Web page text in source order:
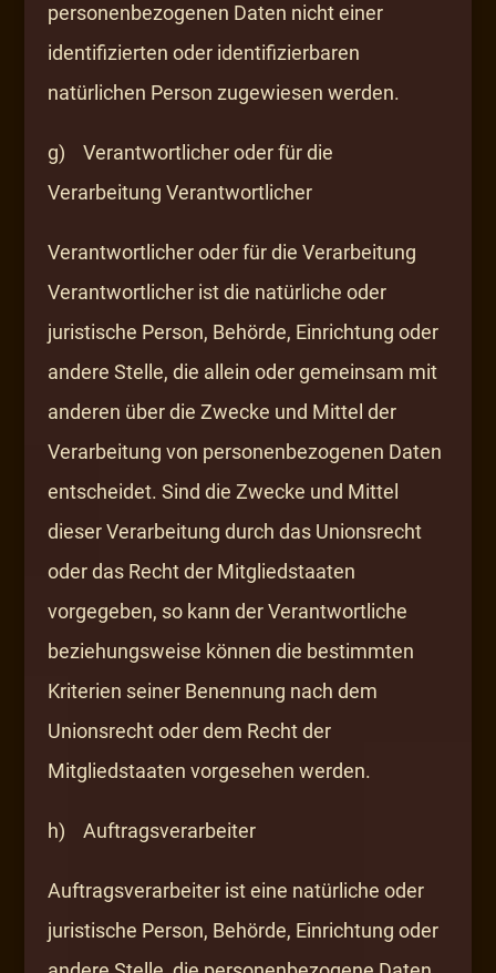
personenbezogenen Daten nicht einer
identifizierten oder identifizierbaren
natürlichen Person zugewiesen werden.
g) Verantwortlicher oder für die
Verarbeitung Verantwortlicher
Verantwortlicher oder für die Verarbeitung
Verantwortlicher ist die natürliche oder
juristische Person, Behörde, Einrichtung oder
andere Stelle, die allein oder gemeinsam mit
anderen über die Zwecke und Mittel der
Verarbeitung von personenbezogenen Daten
entscheidet. Sind die Zwecke und Mittel
dieser Verarbeitung durch das Unionsrecht
oder das Recht der Mitgliedstaaten
vorgegeben, so kann der Verantwortliche
beziehungsweise können die bestimmten
Kriterien seiner Benennung nach dem
Unionsrecht oder dem Recht der
Mitgliedstaaten vorgesehen werden.
h) Auftragsverarbeiter
Auftragsverarbeiter ist eine natürliche oder
juristische Person, Behörde, Einrichtung oder